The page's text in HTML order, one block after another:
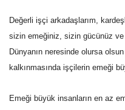
Değerli işçi arkadaşlarım,
sizin emeğiniz, sizin gücünüz ve
Dünyanın neresinde olursa
kalkınmasında işçilerin emeği
Emeği büyük insanların en az